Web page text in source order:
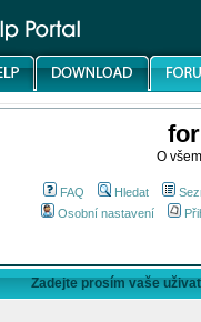
O
FAQ Hledat
Osobní nastavení
Zadejte prosím vaše